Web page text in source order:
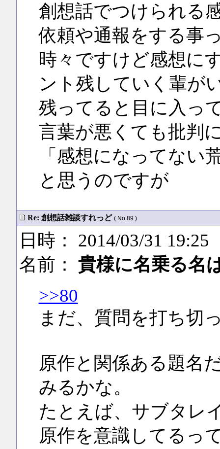
創想話でつけられる
依頼や通報をする事
時々ですけど感想に
ント残していく輩が
残ってると目に入っ
言葉が悪くても批判
「感想になってない
と思うのですが
Re: 創想話雑談すれっど ( No.89 )
日時： 2014/03/31 19:25
名前： 貴様に名乗る名
>>80
まだ、質問を打ち切
原作と関係ある題名
みるかな。
たとえば、サブタレ
原作を意識してるっ